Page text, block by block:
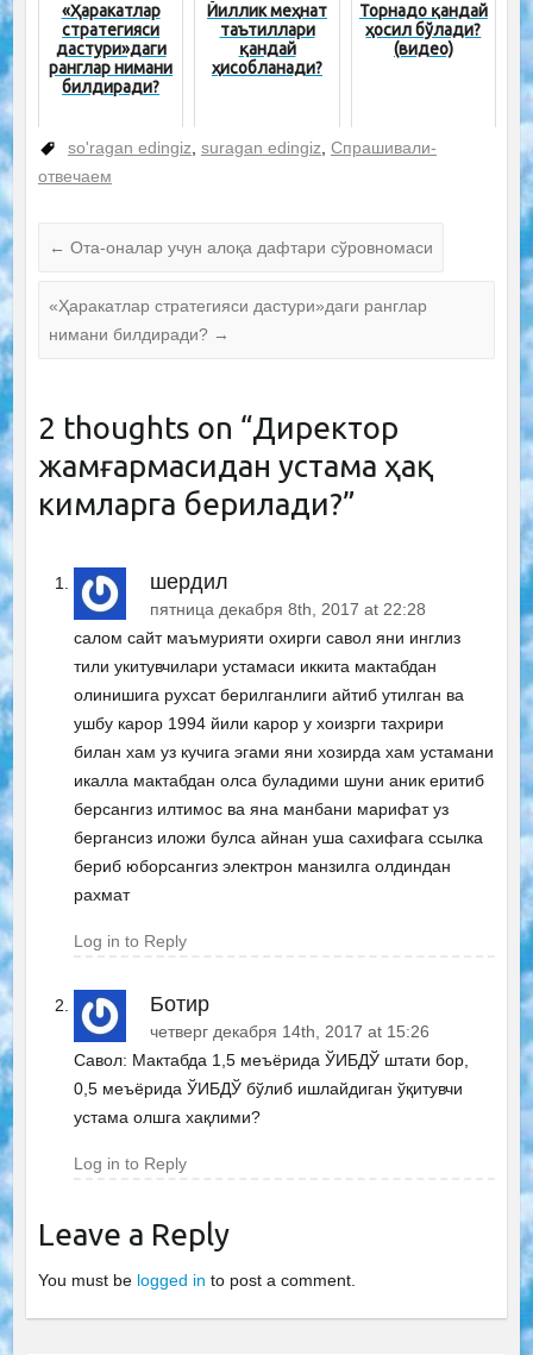
«Ҳаракатлар
стратегияси
дастури»даги
ранглар нимани
билдиради?
Йиллик меҳнат
таътиллари
қандай
ҳисобланади?
Торнадо қандай
ҳосил бўлади?
(видео)
so'ragan edingiz suragan edingiz Спрашивали-
отвечаем
← Ота-оналар учун алоқа дафтари сўровномаси
«Ҳаракатлар стратегияси дастури»даги ранглар
нимани билдиради? →
2 thoughts on “Директор
жамғармасидан устама ҳақ
кимларга берилади?”
шердил
пятница декабря 8th, 2017 at 22:28
салом сайт маъмурияти охирги савол яни инглиз
тили укитувчилари устамаси иккита мактабдан
олинишига рухсат берилганлиги айтиб утилган ва
ушбу карор 1994 йили карор у хоизрги тахрири
билан хам уз кучига эгами яни хозирда хам устамани
икалла мактабдан олса буладими шуни аник еритиб
берсангиз илтимос ва яна манбани марифат уз
бергансиз иложи булса айнан уша сахифага ссылка
бериб юборсангиз электрон манзилга олдиндан
рахмат
Log in to Reply
Ботир
четверг декабря 14th, 2017 at 15:26
Савол: Мактабда 1,5 меъёрида ЎИБДЎ штати бор,
0,5 меъёрида ЎИБДЎ бўлиб ишлайдиган ўқитувчи
устама олшга хақлими?
Log in to Reply
Leave a Reply
You must be logged in to post a comment.